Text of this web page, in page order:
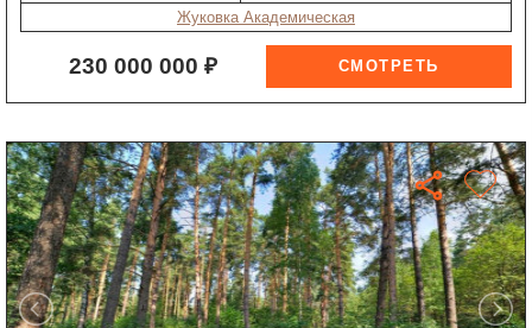
Жуковка Академическая
230 000 000 ₽